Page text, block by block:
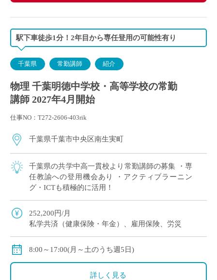
駅下車徒歩1分！2年目から専任登用の可能性有り
千葉県 常勤講師 紹介
物理 千葉明徳中学校・高等学校の常勤
講師 2027年4月開始
仕事NO：T272-2606-403rik
千葉県千葉市中央区南生実町
千葉県の共学中高一貫校より常勤講師の募集 ・専
任教諭への登用機会あり ・アクティブラーニン
グ・ICTも積極的に活用！
252,200円/月
私学共済（健康保険・年金）、雇用保険、労災
8:00～17:00(月～土のうち週5日)
詳しく見る